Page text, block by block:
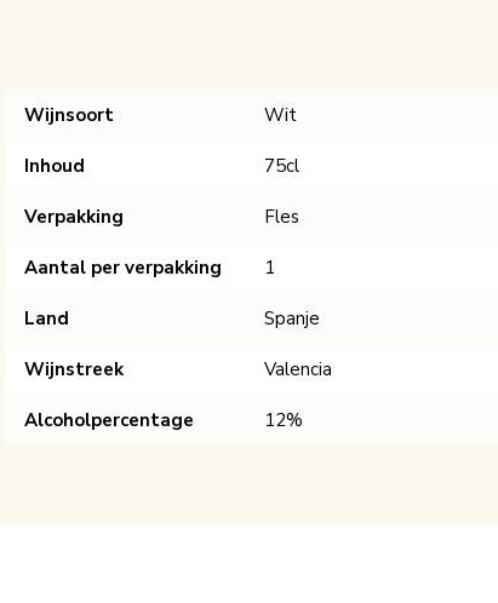
Wijnsoort Wit
Inhoud 75cl
Verpakking Fles
Aantal per verpakking 1
Land Spanje
Wijnstreek Valencia
Alcoholpercentage 12%